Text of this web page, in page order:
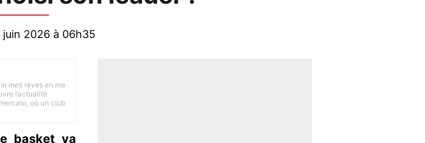
juin 2026 à 06h35
mes rêves en me
l’actualité
où un club
basket va